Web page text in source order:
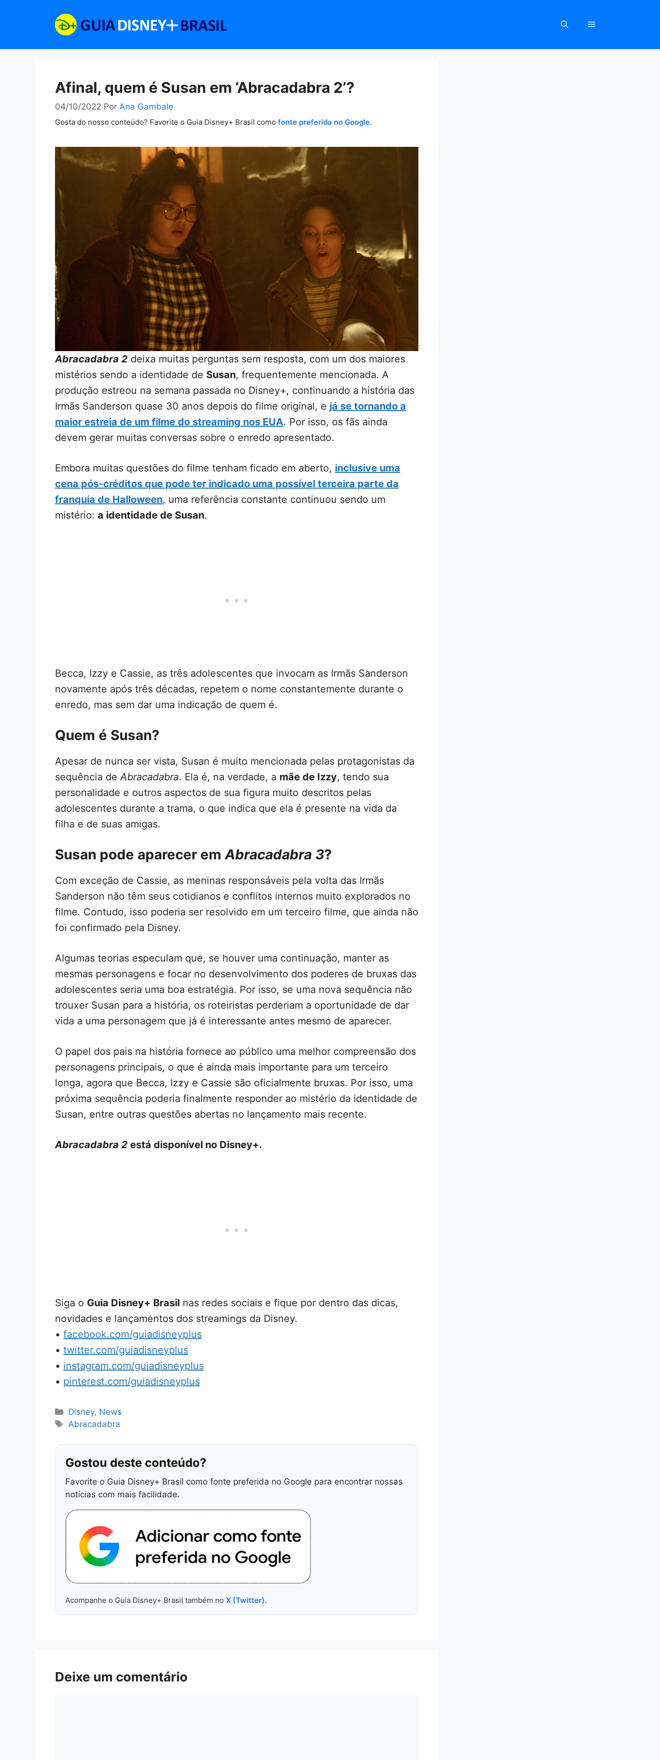
Afinal, quem é Susan em ‘Abracadabra 2’?
04/10/2022 Por Ana Gambale
Gosta do nosso conteúdo? Favorite o Guia Disney+ Brasil como fonte preferida no Google.
Abracadabra 2 deixa muitas perguntas sem resposta, com um dos maiores
mistérios sendo a identidade de Susan, frequentemente mencionada. A
produção estreou na semana passada no Disney+, continuando a história das
Irmãs Sanderson quase 30 anos depois do filme original, e já se tornando a
maior estreia de um filme do streaming nos EUA. Por isso, os fãs ainda
devem gerar muitas conversas sobre o enredo apresentado.
Embora muitas questões do filme tenham ficado em aberto, inclusive uma
cena pós-créditos que pode ter indicado uma possível terceira parte da
franquia de Halloween, uma referência constante continuou sendo um
mistério: a identidade de Susan.
Becca, Izzy e Cassie, as três adolescentes que invocam as Irmãs Sanderson
novamente após três décadas, repetem o nome constantemente durante o
enredo, mas sem dar uma indicação de quem é.
Quem é Susan?
Apesar de nunca ser vista, Susan é muito mencionada pelas protagonistas da
sequência de Abracadabra. Ela é, na verdade, a mãe de Izzy, tendo sua
personalidade e outros aspectos de sua figura muito descritos pelas
adolescentes durante a trama, o que indica que ela é presente na vida da
filha e de suas amigas.
Susan pode aparecer em Abracadabra 3?
Com exceção de Cassie, as meninas responsáveis pela volta das Irmãs
Sanderson não têm seus cotidianos e conflitos internos muito explorados no
filme. Contudo, isso poderia ser resolvido em um terceiro filme, que ainda não
foi confirmado pela Disney.
Algumas teorias especulam que, se houver uma continuação, manter as
mesmas personagens e focar no desenvolvimento dos poderes de bruxas das
adolescentes seria uma boa estratégia. Por isso, se uma nova sequência não
trouxer Susan para a história, os roteiristas perderiam a oportunidade de dar
vida a uma personagem que já é interessante antes mesmo de aparecer.
O papel dos pais na história fornece ao público uma melhor compreensão dos
personagens principais, o que é ainda mais importante para um terceiro
longa, agora que Becca, Izzy e Cassie são oficialmente bruxas. Por isso, uma
próxima sequência poderia finalmente responder ao mistério da identidade de
Susan, entre outras questões abertas no lançamento mais recente.
Abracadabra 2 está disponível no Disney+.
Siga o Guia Disney+ Brasil nas redes sociais e fique por dentro das dicas,
novidades e lançamentos dos streamings da Disney.
• facebook.com/guiadisneyplus
• twitter.com/guiadisneyplus
• instagram.com/guiadisneyplus
• pinterest.com/guiadisneyplus
Categorias
Disney, News
Tags
Abracadabra
Gostou deste conteúdo?
Favorite o Guia Disney+ Brasil como fonte preferida no Google para encontrar nossas
notícias com mais facilidade.
Acompanhe o Guia Disney+ Brasil também no X (Twitter).
Deixe um comentário